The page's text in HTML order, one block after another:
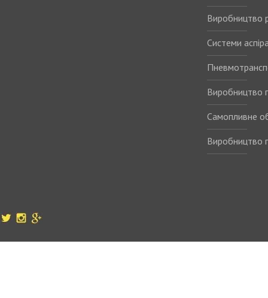
Виробництво
Системи
Виробництво
Самопливне
Виробництво